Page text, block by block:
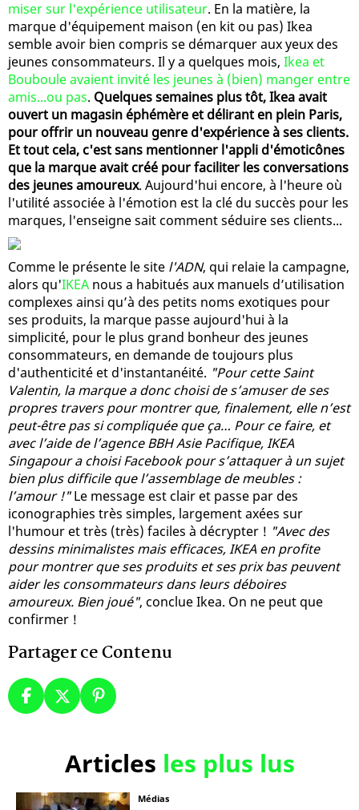
miser sur l'expérience utilisateur. En la matière, la
marque d'équipement maison (en kit ou pas) Ikea
semble avoir bien compris se démarquer aux yeux des
jeunes consommateurs. Il y a quelques mois, Ikea et
Bouboule avaient invité les jeunes à (bien) manger entre
amis...ou pas. Quelques semaines plus tôt, Ikea avait
ouvert un magasin éphémère et délirant en plein Paris,
pour offrir un nouveau genre d'expérience à ses clients.
Et tout cela, c'est sans mentionner l'appli d'émoticônes
que la marque avait créé pour faciliter les conversations
des jeunes amoureux. Aujourd'hui encore, à l'heure où
l'utilité associée à l'émotion est la clé du succès pour les
marques, l'enseigne sait comment séduire ses clients...
Comme le présente le site l'ADN, qui relaie la campagne,
alors qu'IKEA nous a habitués aux manuels d’utilisation
complexes ainsi qu’à des petits noms exotiques pour
ses produits, la marque passe aujourd'hui à la
simplicité, pour le plus grand bonheur des jeunes
consommateurs, en demande de toujours plus
d'authenticité et d'instantanéité. "Pour cette Saint
Valentin, la marque a donc choisi de s’amuser de ses
propres travers pour montrer que, finalement, elle n’est
peut-être pas si compliquée que ça… Pour ce faire, et
avec l’aide de l’agence BBH Asie Pacifique, IKEA
Singapour a choisi Facebook pour s’attaquer à un sujet
bien plus difficile que l’assemblage de meubles :
l’amour !"Le message est clair et passe par des
iconographies très simples, largement axées sur
l'humour et très (très) faciles à décrypter ! "Avec des
dessins minimalistes mais efficaces, IKEA en profite
pour montrer que ses produits et ses prix bas peuvent
aider les consommateurs dans leurs déboires
amoureux. Bien joué", conclue Ikea. On ne peut que
confirmer !
Partager ce Contenu
Articles les plus lus
Médias